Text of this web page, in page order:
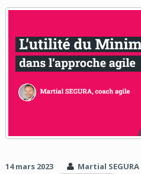
14 mars 2023 Martial SEGURA